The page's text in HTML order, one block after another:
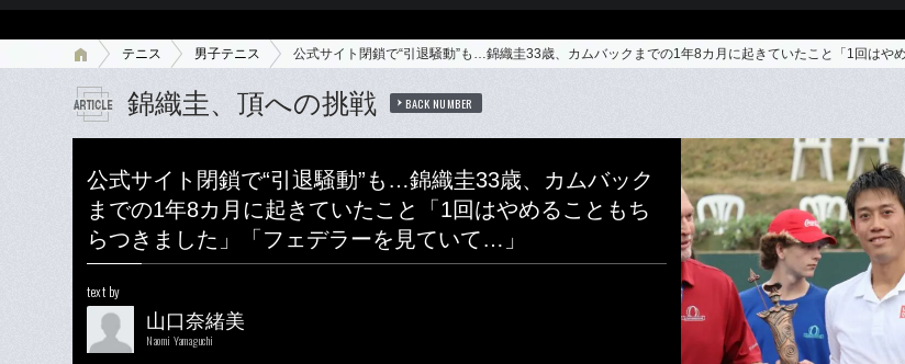
テニス 男子テニス 公式サイト閉鎖で“引退騒動”も…錦織圭33歳、カムバックまでの1年8カ月に起きていたこと「1回はや
錦織圭、頂への挑戦 BACK NUMBER
公式サイト閉鎖で“引退騒動”も…錦織圭33歳、カムバック
までの1年8カ月に起きていたこと「1回はやめることもち
らつきました」「フェデラーを見ていて…」
text by
山口奈緒美
Naomi Yamaguchi